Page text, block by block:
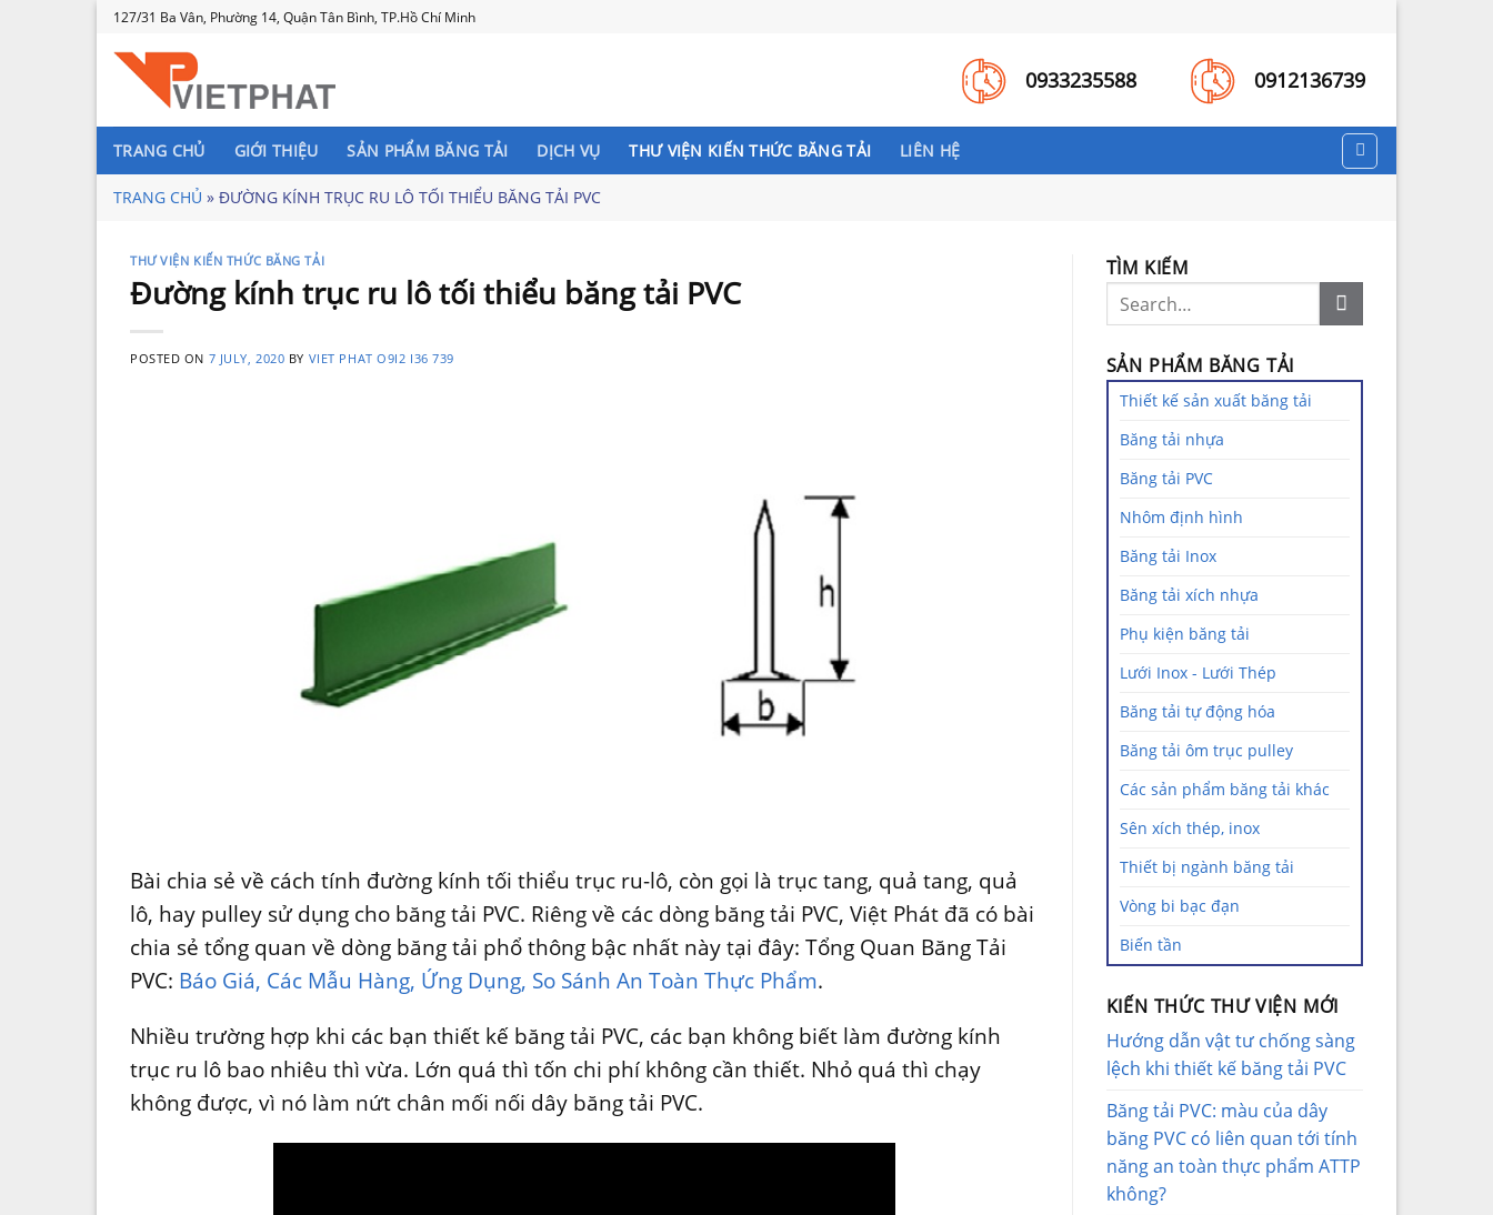
Skip
content
127/31 Ba Vân, Phường 14, Quận Tân Bình, TP.Hồ Chí Minh
0933235588 0912136739
TRANG CHỦ GIỚI THIỆU SẢN PHẨM BĂNG TẢI DỊCH VỤ THƯ VIỆN KIẾN THỨC BĂNG TẢI LIÊN HỆ
TRANG CHỦ » ĐƯỜNG KÍNH TRỤC RU LÔ TỐI THIỂU BĂNG TẢI PVC
THƯ VIỆN KIẾN THỨC BĂNG TẢI
Đường kính trục ru lô tối thiểu băng tải PVC
POSTED ON 7 JULY, 2020 BY VIET PHAT O9I2 I36 739
Bài chia sẻ về cách tính đường kính tối thiểu trục ru-lô, còn gọi là trục tang, quả tang, quả
lô, hay pulley sử dụng cho băng tải PVC. Riêng về các dòng băng tải PVC, Việt Phát đã có bài
chia sẻ tổng quan về dòng băng tải phổ thông bậc nhất này tại đây: Tổng Quan Băng Tải
PVC: Báo Giá, Các Mẫu Hàng, Ứng Dụng, So Sánh An Toàn Thực Phẩm.
Nhiều trường hợp khi các bạn thiết kế băng tải PVC, các bạn không biết làm đường kính
trục ru lô bao nhiêu thì vừa. Lớn quá thì tốn chi phí không cần thiết. Nhỏ quá thì chạy
không được, vì nó làm nứt chân mối nối dây băng tải PVC.
TÌM KIẾM
SẢN PHẨM BĂNG TẢI
Thiết kế sản xuất băng tải
Băng tải nhựa
Băng tải PVC
Nhôm định hình
Băng tải Inox
Băng tải xích nhựa
Phụ kiện băng tải
Lưới Inox - Lưới Thép
Băng tải tự động hóa
Băng tải ôm trục pulley
Các sản phẩm băng tải khác
Sên xích thép, inox
Thiết bị ngành băng tải
Vòng bi bạc đạn
Biến tần
KIẾN THỨC THƯ VIỆN MỚI
Hướng dẫn vật tư chống sàng
lệch khi thiết kế băng tải PVC
Băng tải PVC: màu của dây
băng PVC có liên quan tới tính
năng an toàn thực phẩm ATTP
không?